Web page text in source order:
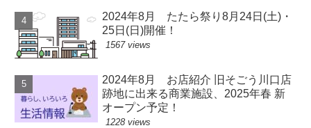
2024年8月 たたら祭り8月24日(土)・
25日(日)開催！
1567 views
2024年8月 お店紹介 旧そごう川口店
跡地に出来る商業施設、2025年春 新
オープン予定！
1228 views